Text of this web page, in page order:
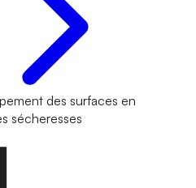
des surfaces en
sécheresses